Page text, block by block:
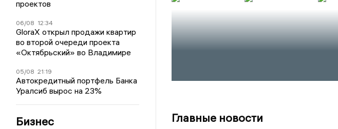
проектов
06/08 12:34
GloraX открыл продажи квартир
во второй очереди проекта
«Октябрьский» во Владимире
05/08 21:19
Автокредитный портфель Банка
Уралсиб вырос на 23%
Бизнес Главные новости